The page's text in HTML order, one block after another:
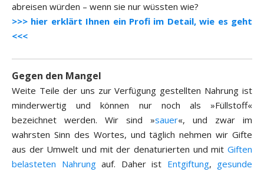
abreisen würden – wenn sie nur wüssten wie?
>>> hier erklärt Ihnen ein Profi im Detail, wie es geht
<<<
Gegen den Mangel
Weite Teile der uns zur Verfügung gestellten Nahrung ist
minderwertig und können nur noch als »Füllstoff«
bezeichnet werden. Wir sind »sauer«, und zwar im
wahrsten Sinn des Wortes, und täglich nehmen wir Gifte
aus der Umwelt und mit der denaturierten und mit Giften
belasteten Nahrungauf. Daher ist Entgiftung, gesunde